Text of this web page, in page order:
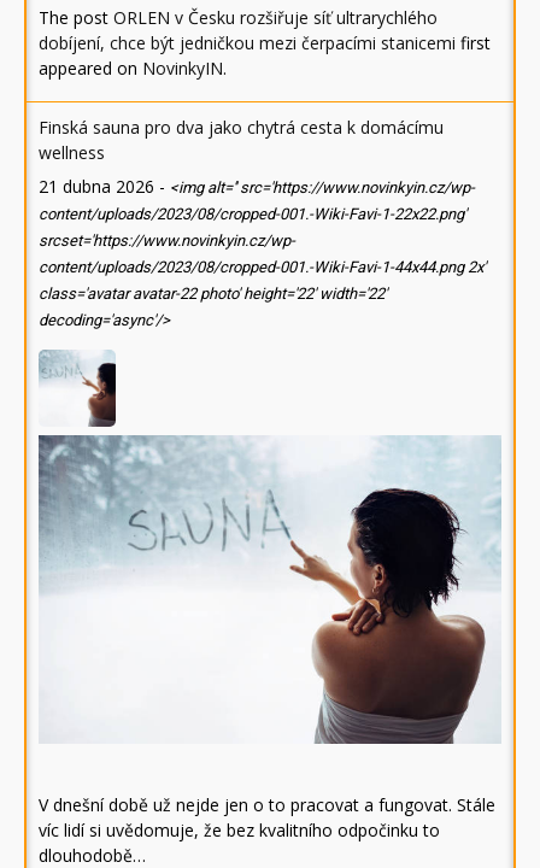
The post ORLEN v Česku rozšiřuje síť ultrarychlého
dobíjení, chce být jedničkou mezi čerpacími stanicemi first
appeared on NovinkyIN.
Finská sauna pro dva jako chytrá cesta k domácímu
wellness
21 dubna 2026 - <img alt='' src='https://www.novinkyin.cz/wp-
content/uploads/2023/08/cropped-001.-Wiki-Favi-1-22x22.png'
srcset='https://www.novinkyin.cz/wp-
content/uploads/2023/08/cropped-001.-Wiki-Favi-1-44x44.png 2x'
class='avatar avatar-22 photo' height='22' width='22'
decoding='async'/>
V dnešní době už nejde jen o to pracovat a fungovat. Stále
víc lidí si uvědomuje, že bez kvalitního odpočinku to
dlouhodobě…